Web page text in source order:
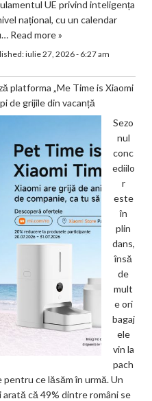
UE privind inteligența
național, cu un calendar
Read more »
iulie 27, 2026 - 6:27 am
platforma „Me Time is Xiaomi
de grijile din vacanță
Sezo
nul
conc
ediilo
r
este
în
plin
dans,
însă
de
mult
e ori
bagaj
ele
vin la
pach
pentru ce lăsăm în urmă. Un
că 49% dintre români se